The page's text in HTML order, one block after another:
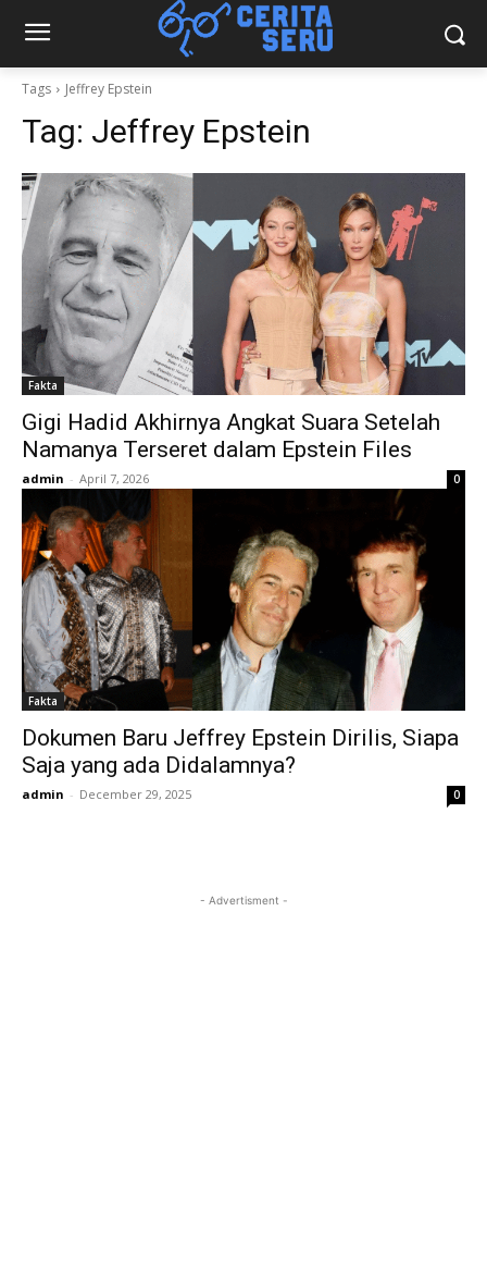
Tags Jeffrey Epstein
Tag: Jeffrey Epstein
Fakta
Gigi Hadid Akhirnya Angkat Suara Setelah
Namanya Terseret dalam Epstein Files
admin - April 7, 2026 0
Fakta
Dokumen Baru Jeffrey Epstein Dirilis, Siapa
Saja yang ada Didalamnya?
admin - December 29, 2025 0
- Advertisment -